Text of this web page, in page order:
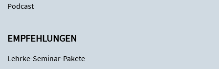
Podcast
EMPFEHLUNGEN
Lehrke-Seminar-Pakete